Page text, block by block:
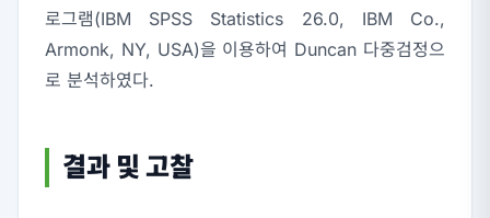
로그램(IBM SPSS Statistics 26.0, IBM Co.,
Armonk, NY, USA)을 이용하여 Duncan 다중검정으
로 분석하였다.
결과 및 고찰